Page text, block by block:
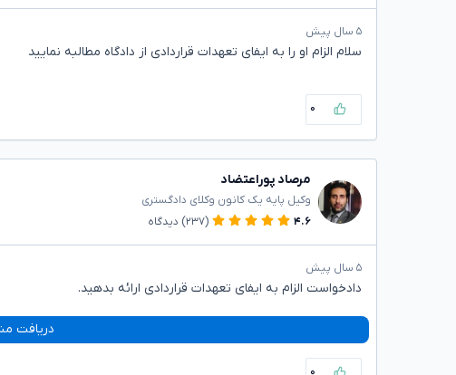
۵ سال پیش
سلام الزام او را به ایفای تعهدات قراردادی از دادگاه مطالبه نمایید
۰
مرصاد پوراعتضاد
وکیل پایه یک کانون وکلای دادگستری
۴.۶
(۲۳۷) دیدگاه
۵ سال پیش
دادخواست الزام به ایفای تعهدات قراردادی ارائه بدهید.
دریافت